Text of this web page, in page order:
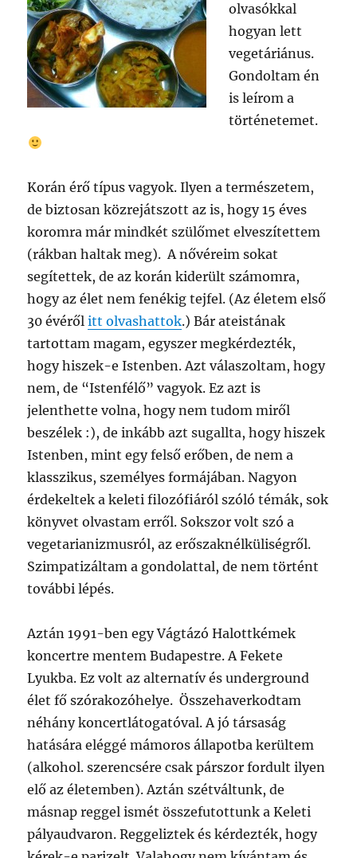
olvasókkal
hogyan lett
vegetáriánus.
Gondoltam én
is leírom a
történetemet.
Korán érő típus vagyok. Ilyen a természetem,
de biztosan közrejátszott az is, hogy 15 éves
koromra már mindkét szülőmet elveszítettem
(rákban haltak meg). A nővéreim sokat
segítettek, de az korán kiderült számomra,
hogy az élet nem fenékig tejfel. (Az életem első
30 évérőlitt olvashattok.) Bár ateistának
tartottam magam, egyszer megkérdezték,
hogy hiszek-e Istenben. Azt válaszoltam, hogy
nem, de “Istenfélő” vagyok. Ez azt is
jelenthette volna, hogy nem tudom miről
beszélek :), de inkább azt sugallta, hogy hiszek
Istenben, mint egy felső erőben, de nem a
klasszikus, személyes formájában. Nagyon
érdekeltek a keleti filozófiáról szóló témák, sok
könyvet olvastam erről. Sokszor volt szó a
vegetarianizmusról, az erőszaknélküliségről.
Szimpatizáltam a gondolattal, de nem történt
további lépés.
Aztán 1991-ben egy Vágtázó Halottkémek
koncertre mentem Budapestre. A Fekete
Lyukba. Ez volt az alternatív és underground
élet fő szórakozóhelye. Összehaverkodtam
néhány koncertlátogatóval. A jó társaság
hatására eléggé mámoros állapotba kerültem
(alkohol. szerencsére csak párszor fordult ilyen
elő az életemben). Aztán szétváltunk, de
másnap reggel ismét összefutottunk a Keleti
pályaudvaron. Reggeliztek és kérdezték, hogy